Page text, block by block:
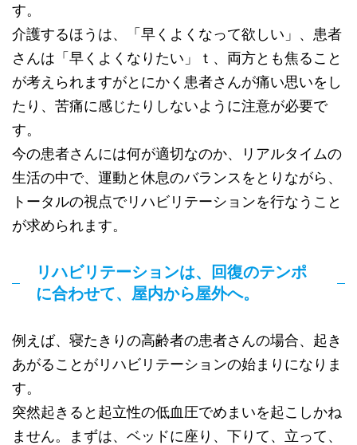
す。
介護するほうは、「早くよくなって欲しい」、患者
さんは「早くよくなりたい」ｔ、両方とも焦ること
が考えられますがとにかく患者さんが痛い思いをし
たり、苦痛に感じたりしないように注意が必要で
す。
今の患者さんには何が適切なのか、リアルタイムの
生活の中で、運動と休息のバランスをとりながら、
トータルの視点でリハビリテーションを行なうこと
が求められます。
リハビリテーションは、回復のテンポ
に合わせて、屋内から屋外へ。
例えば、寝たきりの高齢者の患者さんの場合、起き
あがることがリハビリテーションの始まりになりま
す。
突然起きると起立性の低血圧でめまいを起こしかね
ません。まずは、ベッドに座り、下りて、立って、